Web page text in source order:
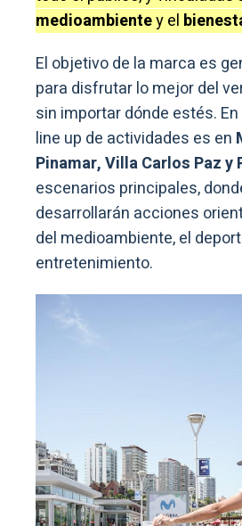
medioambientey el
El objetivo de la marca es
para disfrutar lo mejor del
sin importar dónde estés.
line up de actividades es en
Pinamar, Villa Carlos Paz y
escenarios principales,
desarrollarán acciones
del medioambiente, el
entretenimiento.